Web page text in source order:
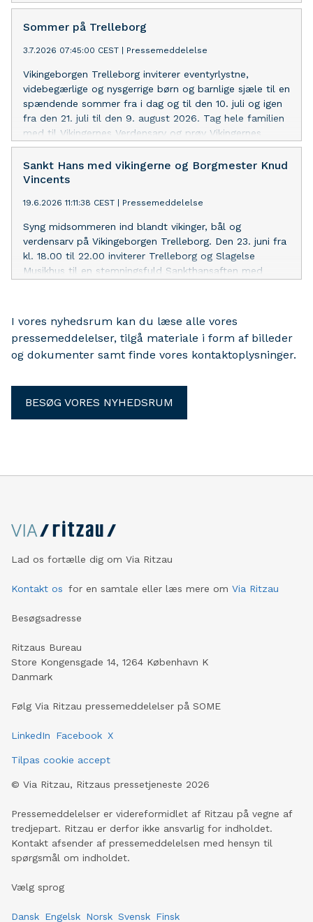
til søndag den 19. juli. I år bliver det endnu nemmere at
deltage, man kan nemlig hoppe på buslinje 909 helt
dage og undgå at finde p-plads.
Sommer på Trelleborg
3.7.2026 07:45:00 CEST Pressemeddelelse
Vikingeborgen Trelleborg inviterer eventyrlystne,
videbegærlige og nysgerrige børn og barnlige sjæle til en
spændende sommer fra i dag og til den 10. juli og igen
fra den 21. juli til den 9. august 2026. Tag hele familien
med til Vikingernes Verdensarv og prøv Vikingernes
håndværk
Sankt Hans med vikingerne og Borgmester Knud
Vincents
19.6.2026 11:11:38 CEST Pressemeddelelse
Syng midsommeren ind blandt vikinger, bål og
verdensarv på Vikingeborgen Trelleborg. Den 23. juni fra
kl. 18.00 til 22.00 inviterer Trelleborg og Slagelse
Musikhus til en stemningsfuld Sankthansaften med
I vores nyhedsrum kan du læse alle vores
pressemeddelelser, tilgå materiale i form af billeder
og dokumenter samt finde vores kontaktoplysninger.
BESØG VORES NYHEDSRUM
Lad os fortælle dig om Via Ritzau
Kontakt os for en samtale eller læs mere om Via Ritzau
Besøgsadresse
Ritzaus Bureau
Store Kongensgade 14, 1264 København K
Danmark
Følg Via Ritzau pressemeddelelser på SOME
LinkedIn Facebook X
Tilpas cookie accept
© Via Ritzau, Ritzaus pressetjeneste 2026
Pressemeddelelser er videreformidlet af Ritzau på vegne af
tredjepart. Ritzau er derfor ikke ansvarlig for indholdet.
Kontakt afsender af pressemeddelelsen med hensyn til
spørgsmål om indholdet.
Vælg sprog
Dansk Engelsk Norsk Svensk Finsk